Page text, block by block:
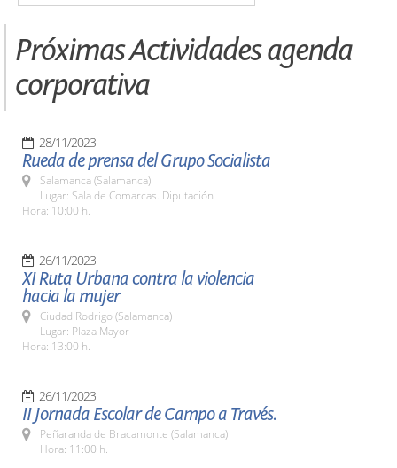
Próximas Actividades agenda
corporativa
28/11/2023
Rueda de prensa del Grupo Socialista
Salamanca (Salamanca)
Lugar: Sala de Comarcas. Diputación
Hora: 10:00 h.
26/11/2023
XI Ruta Urbana contra la violencia
hacia la mujer
Ciudad Rodrigo (Salamanca)
Lugar: Plaza Mayor
Hora: 13:00 h.
26/11/2023
II Jornada Escolar de Campo a Través.
Peñaranda de Bracamonte (Salamanca)
Hora: 11:00 h.